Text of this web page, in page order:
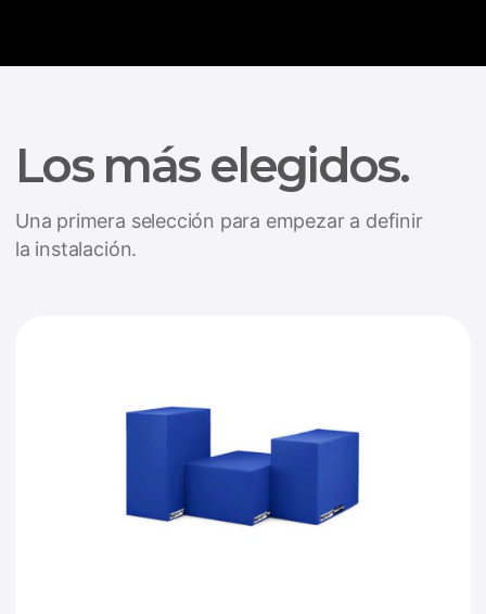
Los más elegidos.
Una primera selección para empezar a definir
la instalación.